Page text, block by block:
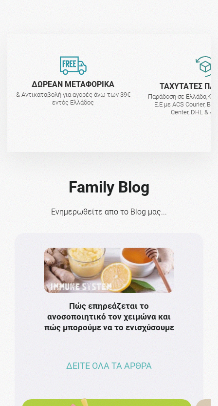
ΔΩΡΕΑΝ ΜΕΤΑΦΟΡΙΚΑ
& Αντικαταβολή για αγορές άνω των 39€
εντός Ελλάδος
ΤΑΧΥΤΑΤΕΣ
Παράδοση σε
Ε.Ε με ACS Courier,
Center, DHL &
Family Blog
Ενημερωθείτε απο το Blog μας...
Πώς επηρεάζεται το
ανοσοποιητικό τον χειμώνα και
πώς μπορούμε να το ενισχύσουμε
ΔΕΙΤΕ ΟΛΑ ΤΑ ΑΡΘΡΑ